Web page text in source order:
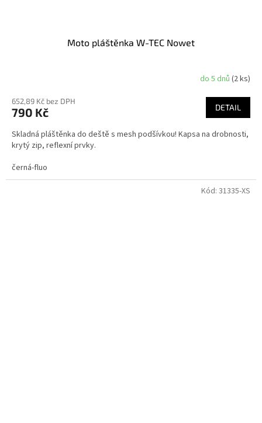
Moto pláštěnka W-TEC Nowet
do 5 dnů (2 ks)
652,89 Kč bez DPH
790 Kč DETAIL
Skladná pláštěnka do deště s mesh podšívkou! Kapsa na drobnosti,
krytý zip, reflexní prvky.
černá-fluo
Kód: 31335-XS